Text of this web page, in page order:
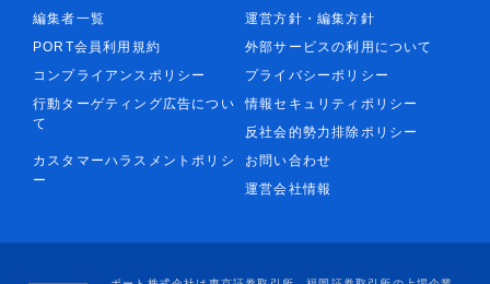
編集者一覧
運営方針・編集方針
PORT会員利用規約
外部サービスの利用について
コンプライアンスポリシー
プライバシーポリシー
行動ターゲティング広告につい
て
情報セキュリティポリシー
反社会的勢力排除ポリシー
カスタマーハラスメントポリシ
ー
お問い合わせ
運営会社情報